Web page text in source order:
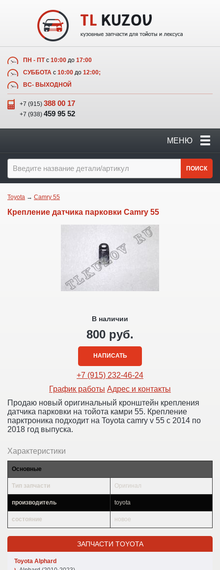
ПН - ПТс 10:00 до 17:00
СУББОТА с 10:00 до 12:00;
ВС- ВЫХОДНОЙ
+7 (915) 388 00 17
+7 (938) 459 95 52
МЕНЮ
ПОИСК
Toyota → Camry 55
Крепление датчика парковки Camry 55
В наличии
800 руб.
НАПИСАТЬ
+7 (915) 232-46-24
График работы Адрес и контакты
Продаю новый оригинальный кронштейн крепления
датчика парковки на тойота камри 55. Крепление
парктроника подходит на Toyota camry v 55 с 2014 по
2018 год выпуска.
Характеристики
Основные
Тип запчасти Оригинал
производитель toyota
состояние новое
ЗАПЧАСТИ TOYOTA
Toyota Alphard